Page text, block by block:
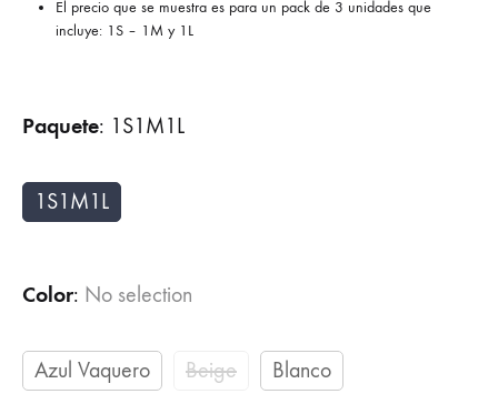
El precio que se muestra es para un pack de 3 unidades que
incluye: 1S – 1M y 1L
Paquete: 1S1M1L
1S1M1L
Color: No selection
Azul Vaquero Beige Blanco